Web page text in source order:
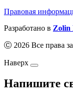
Правовая
Разработано в Zolin
Ⓒ 2026 Все права
Наверх
Напишите